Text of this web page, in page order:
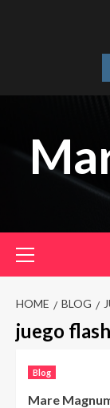
Menu
HOME BLOG
juego flash
Blog
Mare